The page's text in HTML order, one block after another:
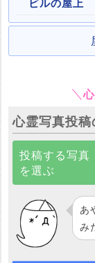
ビルの屋上
心霊写真投稿
投稿する写真
を選ぶ
あ
み